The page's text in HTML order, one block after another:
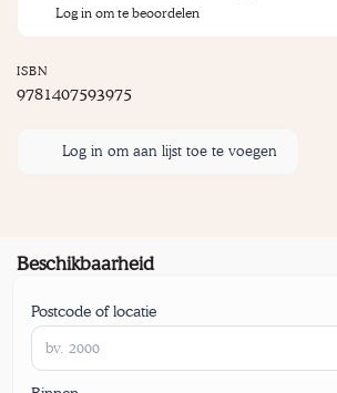
Log in om te beoordelen
ISBN
9781407593975
Log in om aan lijst toe te voegen
Beschikbaarheid
Postcode of locatie